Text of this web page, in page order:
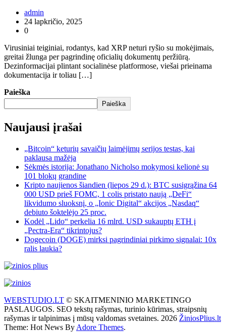
admin
24 lapkričio, 2025
0
Virusiniai teiginiai, rodantys, kad XRP neturi ryšio su mokėjimais,
greitai žlunga per pagrindinę oficialių dokumentų peržiūrą.
Dezinformacijai plintant socialinėse platformose, viešai prieinama
dokumentacija ir toliau […]
Paieška
Paieška
Naujausi įrašai
„Bitcoin“ keturių savaičių laimėjimų serijos testas, kai
paklausa mažėja
Sėkmės istorija: Jonathano Nicholso mokymosi kelionė su
101 blokų grandine
Kripto naujienos šiandien (liepos 29 d.): BTC susigrąžina 64
000 USD prieš FOMC, 1 colis pristato naują „DeFi“
likvidumo sluoksnį, o „Ionic Digital“ akcijos „Nasdaq“
debiuto šoktelėjo 25 proc.
Kodėl „Lido“ perkelia 16 mlrd. USD sukauptų ETH į
„Pectra-Era“ tikrintojus?
Dogecoin (DOGE) mirksi pagrindiniai pirkimo signalai: 10x
ralis laukia?
WEBSTUDIO.LT © SKAITMENINIO MARKETINGO
PASLAUGOS. SEO tekstų rašymas, turinio kūrimas, straipsnių
rašymas ir talpinimas į mūsų valdomas svetaines. 2026 ŽiniosPlius.lt
Theme: Hot News By Adore Themes.